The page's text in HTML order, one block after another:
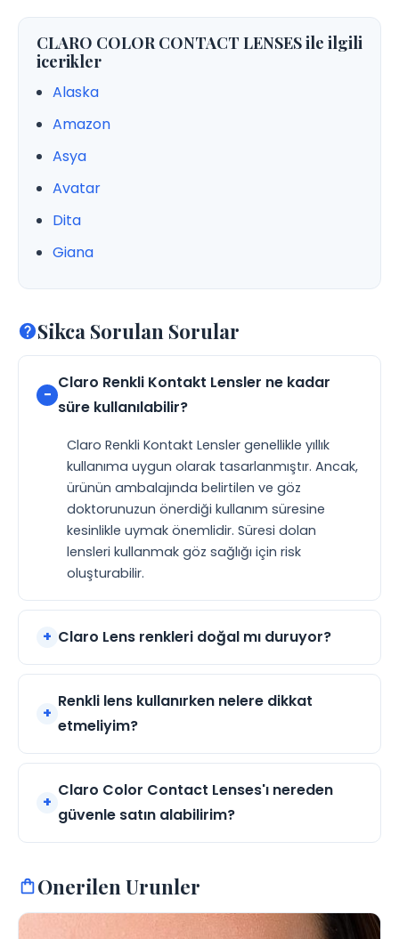
CLARO COLOR CONTACT LENSES ile ilgili
icerikler
Alaska
Amazon
Asya
Avatar
Dita
Giana
Sikca Sorulan Sorular
Claro Renkli Kontakt Lensler ne kadar
süre kullanılabilir?
Claro Renkli Kontakt Lensler genellikle yıllık
kullanıma uygun olarak tasarlanmıştır. Ancak,
ürünün ambalajında belirtilen ve göz
doktorunuzun önerdiği kullanım süresine
kesinlikle uymak önemlidir. Süresi dolan
lensleri kullanmak göz sağlığı için risk
oluşturabilir.
Claro Lens renkleri doğal mı duruyor?
Renkli lens kullanırken nelere dikkat
etmeliyim?
Claro Color Contact Lenses'ı nereden
güvenle satın alabilirim?
Onerilen Urunler